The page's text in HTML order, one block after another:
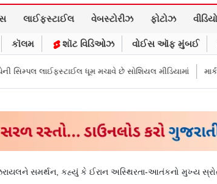
લાઈફસ્ટાઈલ વેબસ્ટોરીઝ ફોટોઝ
કૉલમ શૉટ વિડિઓઝ વોઈસ ઑફ મુંબઈ
ધૂમ મચાવે છે સોશિયલ મીડિયામાં માર્ક ઝુકરબર્ગે માની
સમર્થન, કહ્યું કે ઈરાન અસ્થિરતા-આતંકનો મુખ્ય